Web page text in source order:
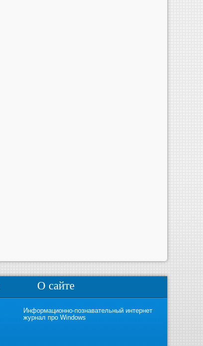
О сайте
Информационно-познавательный интернет
журнал про Windows